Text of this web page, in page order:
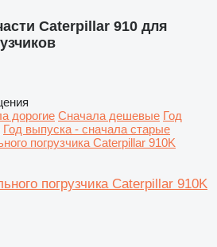
Caterpillar 910 для
дорогие Сначала дешевые Год
Год выпуска - сначала старые
погрузчика Caterpillar 910K